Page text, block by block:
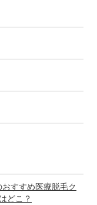
すすめ医療脱毛ク
どこ？